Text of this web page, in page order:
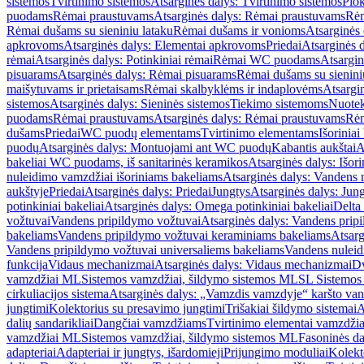
puodamsRėmai praustuvamsAtsarginės dalys: Rėmai praustuvams
Rėmai dušams su sieniniu latakuRėmai dušams ir voniomsAtsarginės
apkrovomsAtsarginės dalys: Elementai apkrovomsPriedaiAtsarginės
rėmaiAtsarginės dalys: Potinkiniai rėmaiRėmai WC puodams
pisuaramsAtsarginės dalys: Rėmai pisuaramsRėmai dušams su
maišytuvams ir prietaisamsRėmai skalbyklėms ir indaplovėms
sistemosAtsarginės dalys: Sieninės sistemosTiekimo sistemoms
puodamsRėmai praustuvamsAtsarginės dalys: Rėmai praustuvams
dušamsPriedaiWC puodų elementamsTvirtinimo elementamsIšoriniai
puodųAtsarginės dalys: Montuojami ant WC puodųKabantis aukštai
bakeliai WC puodams, iš sanitarinės keramikosAtsarginės dalys:
nuleidimo vamzdžiai išoriniams bakeliamsAtsarginės dalys:
aukštyjePriedaiAtsarginės dalys: PriedaiJungtysAtsarginės dalys:
potinkiniai bakeliaiAtsarginės dalys: Omega potinkiniai bakeliaiDelta
vožtuvaiVandens pripildymo vožtuvaiAtsarginės dalys: Vandens
bakeliamsVandens pripildymo vožtuvai keraminiams bakeliams
Vandens pripildymo vožtuvai universaliems bakeliamsVandens
funkcijaVidaus mechanizmaiAtsarginės dalys: Vidaus mechanizmai
vamzdžiai MLSistemos vamzdžiai, šildymo sistemos MLSL
cirkuliacijos sistemaAtsarginės dalys: „Vamzdis vamzdyje“ karšto
jungtimiKolektorius su presavimo jungtimiTrišakiai šildymo sistemai
dalių sandarikliaiDangčiai vamzdžiamsTvirtinimo elementai
vamzdžiai MLSistemos vamzdžiai, šildymo sistemos MLFasoninės
adapteriaiAdapteriai ir jungtys, išardomiejiPrijungimo moduliai